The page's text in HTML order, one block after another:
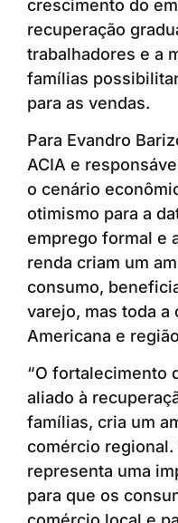
crescimento do
recuperação
trabalhadores e a
famílias
para as vendas.
Para Evandro
ACIA e
o cenário
otimismo para a
emprego formal e
renda criam um
consumo,
varejo, mas toda a
Americana e
“O fortalecimento
aliado à
famílias, cria um
comércio regional.
representa uma
para que os